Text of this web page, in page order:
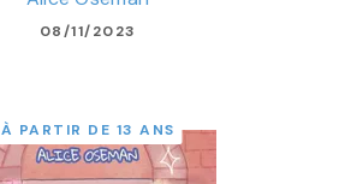
08/11/2023
À PARTIR DE 13 ANS